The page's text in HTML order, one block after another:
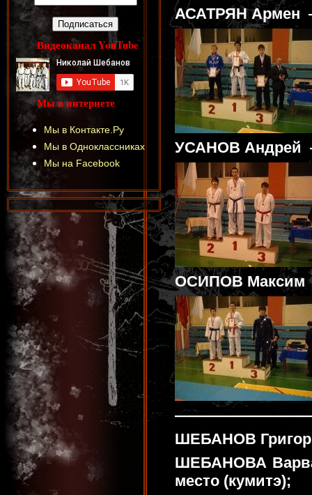
АСАТРЯН Армен
УСАНОВ Андрей
ОСИПОВ Максим
ШЕБАНОВ
ШЕБАНОВА
место (кумитэ);
Видеоканал YouTube
Мы в интернете
Мы в Контакте.Ру
Мы в Одноклассниках
Мы на Facebook